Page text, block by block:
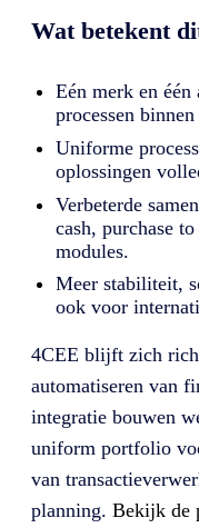
Wat betekent
Eén merk en
processen
Uniforme
oplossingen
Verbeterde
cash, purchase
modules.
Meer stabiliteit,
ook voor
4CEE blijft zich
automatiseren van
integratie bouwen
uniform portfolio
van
planning. Bekijk de